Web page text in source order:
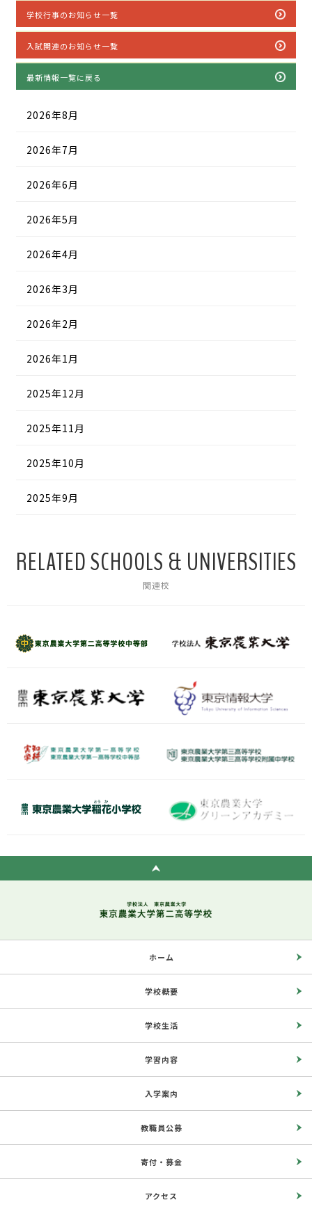
学校行事のお知らせ一覧
入試関連のお知らせ一覧
最新情報一覧に戻る
2026年8月
2026年7月
2026年6月
2026年5月
2026年4月
2026年3月
2026年2月
2026年1月
2025年12月
2025年11月
2025年10月
2025年9月
RELATED SCHOOLS & UNIVERSITIES
関連校
ホーム
学校概要
学校生活
学習内容
入学案内
教職員公募
寄付・募金
アクセス